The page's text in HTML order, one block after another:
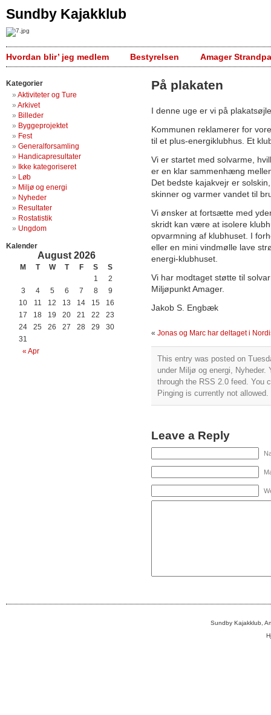
Sundby Kajakklub
Hvordan blir’ jeg medlem Bestyrelsen Amager
Kategorier
Aktiviteter og Ture
Arkivet
Billeder
Byggeprojektet
Fest
Generalforsamling
Handicapresultater
Ikke kategoriseret
Løb
Miljø og energi
Nyheder
Resultater
Rostatistik
Ungdom
Kalender
August 2026
M T W T F S S
« Apr
1
2
3
4 5 6 7 8
9
10
11 12 13 14 15
16
17
18 19 20 21 22
23
24
25 26 27 28 29
30
31
På plakaten
I denne uge er vi på
Kommunen reklamerer for
til et plus-energiklubhus. Et
Vi er startet med solvarme,
er en klar sammenhæng
Det bedste kajakvejr er
skinner og varmer vandet til
Vi ønsker at fortsætte med
skridt kan være at isolere
opvarmning af klubhuset. I
eller en mini vindmølle lave
energi-klubhuset.
Vi har modtaget støtte til
Miljøpunkt Amager.
Jakob S. Engbæk
« Jonas og Marc har deltaget i
This entry was posted on
under Miljø og energi, Nyheder.
through the RSS 2.0 feed. You
Pinging is currently not allowed.
Leave a Reply
Sundby Kajakklub,